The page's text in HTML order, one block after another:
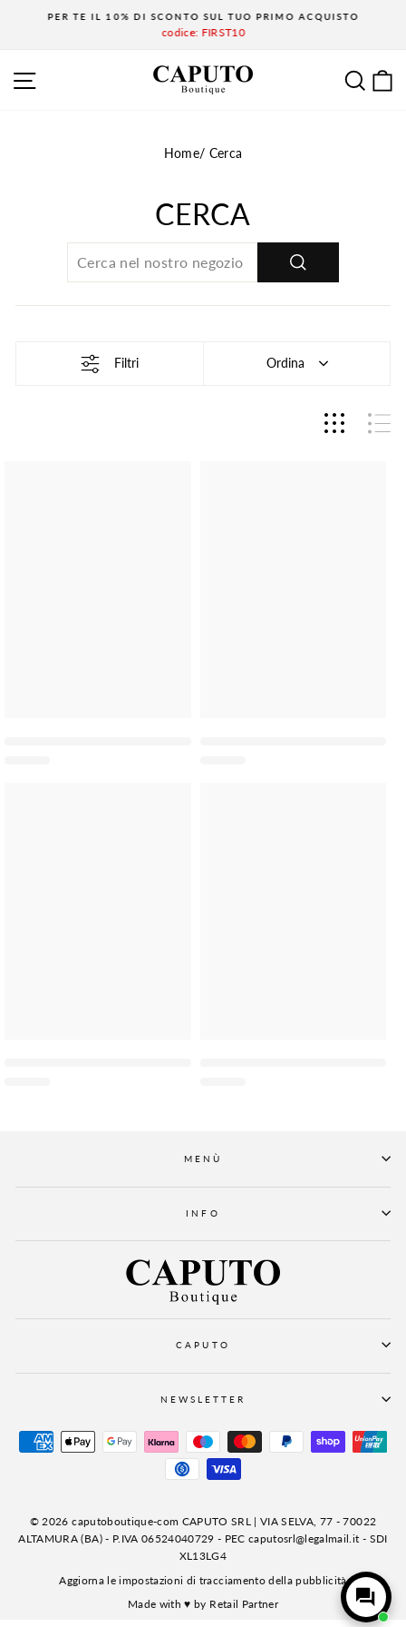
Metti
pausa
la
PER TE IL 10% DI SCONTO SUL TUO PRIMO ACQUISTO
codice: FIRST10
NAVIGAZIONE SITO
Home/ Cerca
CERCA
Filtri Ordina
MENÙ
INFO
CAPUTO
NEWSLETTER
© 2026 caputoboutique-com CAPUTO SRL | VIA SELVA, 77 - 70022
ALTAMURA (BA) - P.IVA 06524040729 - PEC caputosrl@legalmail.it - SDI
XL13LG4
Aggiorna le impostazioni di tracciamento della pubblicità
Made with ♥ by Retail Partner